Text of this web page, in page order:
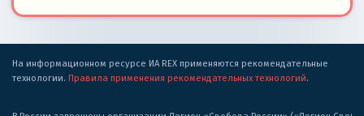
На информационном ресурсе ИА REX применяются рекомендательные
технологии. Правила применения рекомендательных технологий.